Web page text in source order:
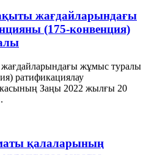
жағдайларындағы
(175-конвенция)
жұмыс туралы
ратификациялау
Заңы 2022 жылғы 20
қалаларының